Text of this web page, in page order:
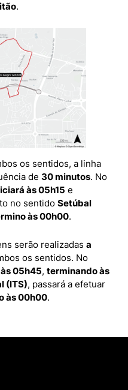
.
os sentidos, a linha
de 30 minutos. No
às 05h15 e
no sentido Setúbal
às 00h00.
serão realizadas a
os sentidos. No
05h45, terminando às
(ITS), passará a efetuar
às 00h00.